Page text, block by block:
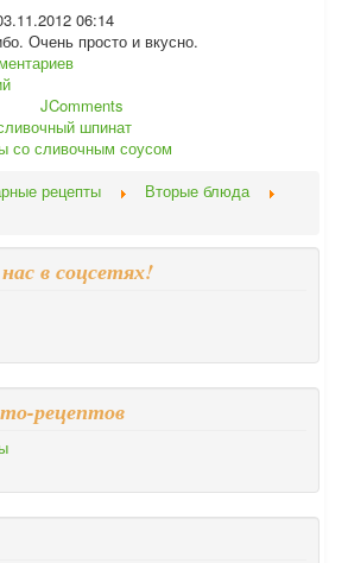
06:14
Очень просто и вкусно.
JComments
шпинат
со сливочным соусом
рецепты
Вторые блюда
в соцсетях!
рецептов